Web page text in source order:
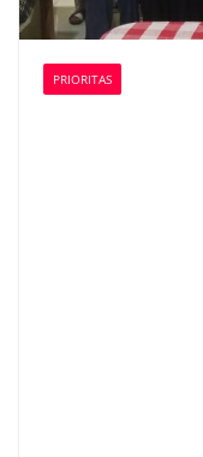
PRIORITAS